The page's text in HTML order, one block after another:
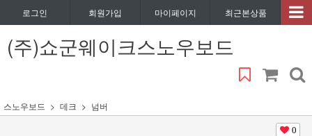
로그인 회원가입 마이페이지 최근본상품
(주)쇼군웨이크스노우보드
스노우보드 데크 넘버
0